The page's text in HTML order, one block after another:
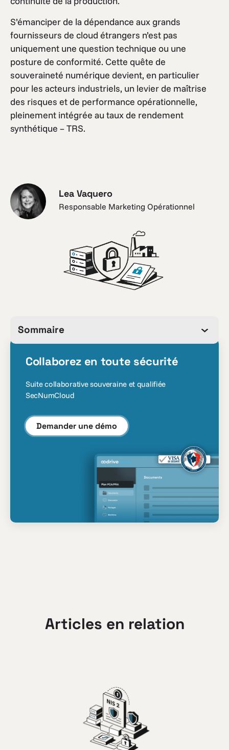
S’émanciper de la dépendance aux grands
fournisseurs de cloud étrangers n’est pas
uniquement une question technique ou une
posture de conformité. Cette quête de
souveraineté numérique devient, en particulier
pour les acteurs industriels, un levier de maîtrise
des risques et de performance opérationnelle,
pleinement intégrée au taux de rendement
synthétique – TRS.
Lea Vaquero
Responsable Marketing Opérationnel
Sommaire
Collaborez en toute sécurité
Suite collaborative souveraine et qualifiée
SecNumCloud
Demander une démo
Articles en relation